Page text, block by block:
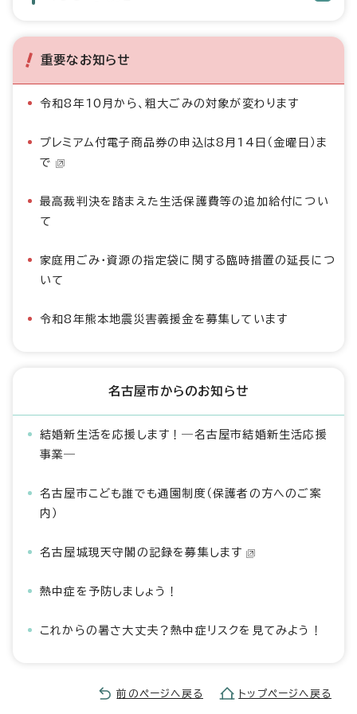
重要なお知らせ
令和8年10月から、粗大ごみの対象が変わります
プレミアム付電子商品券の申込は8月14日（金曜日）ま
で
最高裁判決を踏まえた生活保護費等の追加給付につい
て
家庭用ごみ・資源の指定袋に関する臨時措置の延長につ
いて
令和8年熊本地震災害義援金を募集しています
名古屋市からのお知らせ
結婚新生活を応援します！―名古屋市結婚新生活応援
事業―
名古屋市こども誰でも通園制度（保護者の方へのご案
内）
名古屋城現天守閣の記録を募集します
熱中症を予防しましょう！
これからの暑さ大丈夫？熱中症リスクを見てみよう！
前のページへ戻る トップページへ戻る